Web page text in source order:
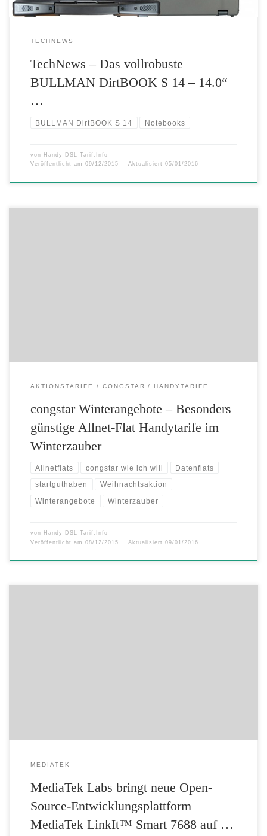
TECHNEWS
TechNews – Das vollrobuste
BULLMAN DirtBOOK S 14 – 14.0“
…
BULLMAN DirtBOOK S 14 Notebooks
von Handy-DSL-Tarif.Info
Veröffentlicht am 09/12/2015 Aktualisiert 05/01/2016
AKTIONSTARIFE CONGSTAR HANDYTARIFE
congstar Winterangebote – Besonders
günstige Allnet-Flat Handytarife im
Winterzauber
Allnetflats congstar wie ich will Datenflats
startguthaben Weihnachtsaktion
Winterangebote Winterzauber
von Handy-DSL-Tarif.Info
Veröffentlicht am 08/12/2015 Aktualisiert 09/01/2016
MEDIATEK
MediaTek Labs bringt neue Open-
Source-Entwicklungsplattform
MediaTek LinkIt™ Smart 7688 auf …